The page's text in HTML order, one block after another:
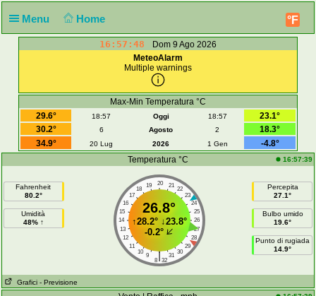
Menu Home °F
16:57:48
Dom 9 Ago 2026
MeteoAlarm
Multiple warnings
Max-Min Temperatura °C
29.6°
18:57 Oggi 18:57
23.1°
30.2°
6 Agosto 2
18.3°
34.9°
20 Lug 2026 1 Gen
-4.8°
Temperatura °C
16:57:39
Fahrenheit
80.2°
Umidità
48% ↑
20
19 21
18
22
17
23
16
24
15
25
14
26
13
27
12
28
11
29
10
30
9 31
|
8 32
26.8°
↑28.2°↓23.8°
-0.2°
Percepita
27.1°
Bulbo umido
19.6°
Punto di rugiada
14.9°
Grafici - Previsione